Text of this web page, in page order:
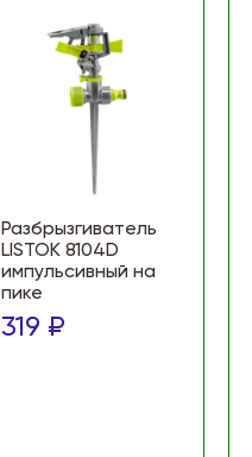
Разбрызгиватель
LISTOK 8104D
импульсивный на
пике
319 ₽